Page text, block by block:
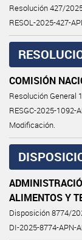
Resolución 427/
RESOL-2025-427-
COMISIÓN
Resolución General
RESGC-2025-1092-
Modificación.
ALIMENTOS Y
Disposición 8774/
DI-2025-8774-APN-